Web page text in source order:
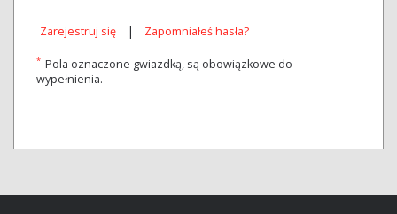
Zarejestruj się | Zapomniałeś hasła?
* Pola oznaczone gwiazdką, są obowiązkowe do
wypełnienia.